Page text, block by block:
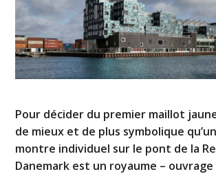
Pour décider du premier maillot
de mieux et de plus symbolique
montre individuel sur le pont de la
Danemark est un royaume –